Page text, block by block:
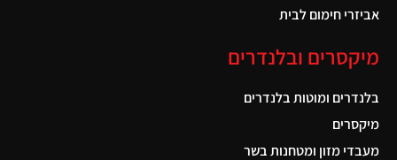
אביזרי חימום לבית
מיקסרים ובלנדרים
בלנדרים ומוטות בלנדרים
מיקסרים
מעבדי מזון ומטחנות בשר